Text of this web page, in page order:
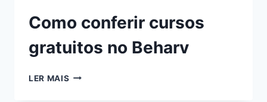
Como conferir cursos
gratuitos no Beharv
LER MAIS